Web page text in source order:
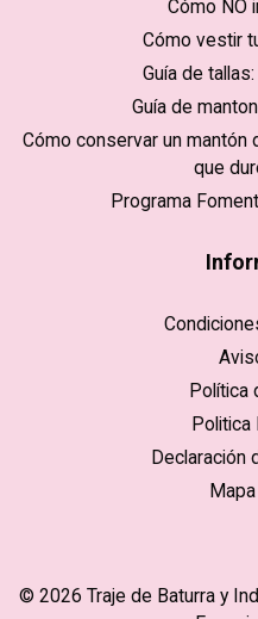
Cómo NO
Cómo vestir
Guía de
Guía de
Cómo conservar un mantón
que
Programa
Política
Politica
Declaración
© 2026 Traje de Baturra y